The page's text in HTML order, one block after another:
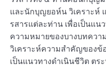
และนักบุญยอห์น วิเคราะห์
รสารแต่ละท่าน เพื่อเป็นแน
ความหมายของบางบทควา
วิเคราะห์ความสำคัญของข้
เป็นแนวทางดำเนินชีวิต ต